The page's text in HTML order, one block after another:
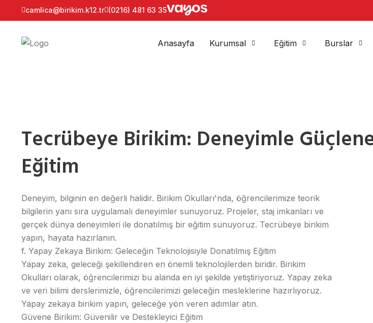
camlica@birikim.k12.tr (0216) 481 63 35
Anasayfa Kurumsal Eğitim Burslar
Tecrübeye Birikim: Deneyimle
Eğitim
Deneyim, bilginin en değerli halidir. Birikim Okulları'nda, öğrencilerimize teorik
bilgilerin yanı sıra uygulamalı deneyimler sunuyoruz. Projeler, staj imkanları ve
gerçek dünya deneyimleri ile donatılmış bir eğitim sunuyoruz. Tecrübeye birikim
yapın, hayata hazırlanın.
f. Yapay Zekaya Birikim: Geleceğin Teknolojisiyle Donatılmış Eğitim
Yapay zeka, geleceği şekillendiren en önemli teknolojilerden biridir. Birikim
Okulları olarak, öğrencilerimizi bu alanda en iyi şekilde yetiştiriyoruz. Yapay zeka
ve veri bilimi derslerimizle, öğrencilerimizi geleceğin mesleklerine hazırlıyoruz.
Yapay zekaya birikim yapın, geleceğe yön veren adımlar atın.
Güvene Birikim: Güvenilir ve Destekleyici Eğitim